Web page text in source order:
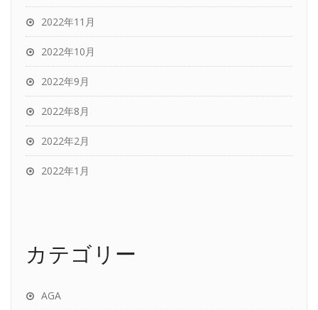
2022年11月
2022年10月
2022年9月
2022年8月
2022年2月
2022年1月
カテゴリー
AGA